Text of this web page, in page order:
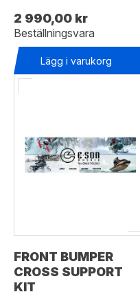
2 990,00 kr
Beställningsvara
Lägg i varukorg
FRONT BUMPER
CROSS SUPPORT
KIT